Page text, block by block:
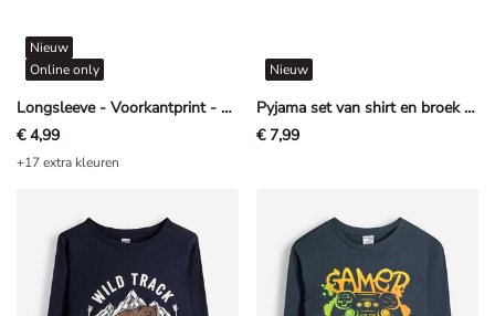
Longsleeve - Voorkantprint - Donkergrijs
Nieuw
Online only
€ 4,99
+17 extra kleuren
Pyjama set van shirt en broek - Paw Patrol - Petrolblauw
Nieuw
€ 7,99